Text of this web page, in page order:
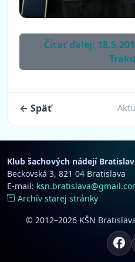
Čítať ďalej:
← Späť
Klub šachových nádejí
Beckovská 3, 821 04 Bratislava
E-mail:
Archív starej stránky
© 2012–2026 KŠN